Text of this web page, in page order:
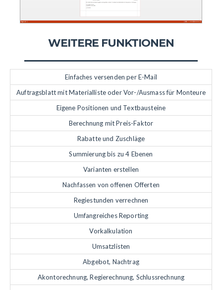
WEITERE FUNKTIONEN
Einfaches versenden per E-Mail
Auftragsblatt mit Materialliste oder Vor-/Ausmass für Monteure
Eigene Positionen und Textbausteine
Berechnung mit Preis-Faktor
Rabatte und Zuschläge
Summierung bis zu 4 Ebenen
Varianten erstellen
Nachfassen von offenen Offerten
Regiestunden verrechnen
Umfangreiches Reporting
Vorkalkulation
Umsatzlisten
Abgebot, Nachtrag
Akontorechnung, Regierechnung, Schlussrechnung